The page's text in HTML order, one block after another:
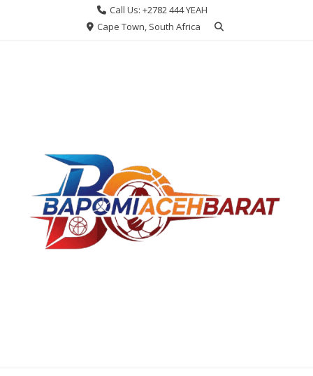
Call Us: +2782 444 YEAH
Cape Town, South Africa